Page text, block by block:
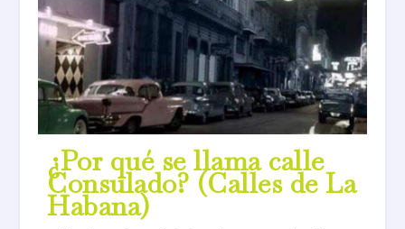
¿Por qué se llama calle
Consulado? (Calles de La
Habana)